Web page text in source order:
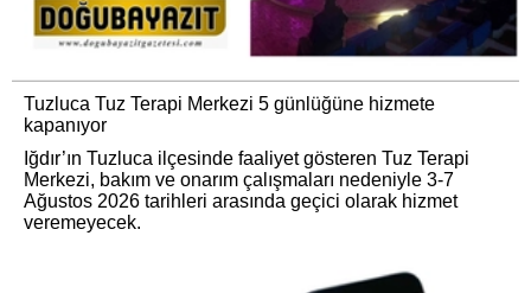
Tuzluca Tuz Terapi Merkezi 5 günlüğüne hizmete
kapanıyor
Iğdır’ın Tuzluca ilçesinde faaliyet gösteren Tuz Terapi
Merkezi, bakım ve onarım çalışmaları nedeniyle 3-7
Ağustos 2026 tarihleri arasında geçici olarak hizmet
veremeyecek.